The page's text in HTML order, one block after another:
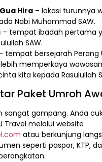
Hira – lokasi turunnya
Nabi Muhammad SAW.
– tempat ibadah pertama
SAW.
tempat bersejarah Perang
memperkaya
kita kepada Rasulullah
Paket Umroh
sangat gampang. Anda
melalui website
atau berkunjung
seperti paspor, KTP,